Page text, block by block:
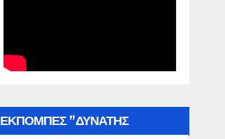
ΕΚΠΟΜΠΕΣ ”ΔΥΝΑΤΗΣ